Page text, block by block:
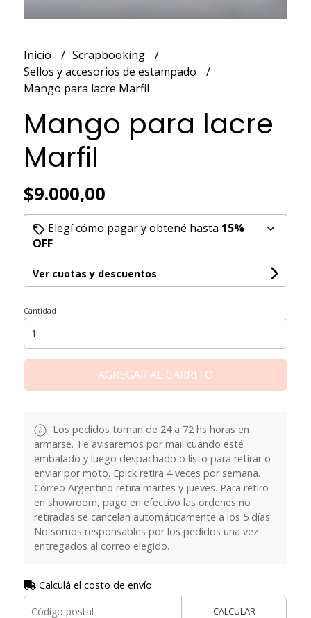
Inicio
Scrapbooking
Sellos y accesorios de estampado
Mango para lacre Marfil
Mango para lacre
Marfil
$9.000,00
Elegí cómo pagar y obtené hasta 15%
OFF
Ver cuotas y descuentos
Cantidad
AGREGAR AL CARRITO
Los pedidos toman de 24 a 72 hs horas en
armarse. Te avisaremos por mail cuando esté
embalado y luego despachado o listo para retirar o
enviar por moto. Epick retira 4 veces por semana.
Correo Argentino retira martes y jueves. Para retiro
en showroom, pago en efectivo las ordenes no
retiradas se cancelan automáticamente a los 5 días.
No somos responsables por los pedidos una vez
entregados al correo elegido.
Calculá el costo de envío
CALCULAR